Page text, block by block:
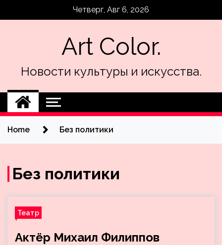
Четверг, Авг 6, 2026
Art Color.
Новости культуры и искусства.
Home Без политики
Без политики
Театр
Актёр Михаил Филиппов